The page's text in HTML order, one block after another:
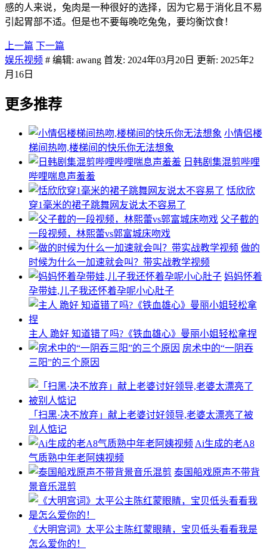
感的人来说，兔肉是一种很好的选择，因为它易于消化且不易
引起胃部不适。但是也不要每晚吃兔兔，要均衡饮食！
上一篇 下一篇
娱乐视频 # 编辑: awang 首发: 2024年03月20日 更新: 2025年2
月16日
更多推荐
小情侣楼
梯间热吻,楼梯间的快乐你无法想象
日韩剧集混剪哔哩
哔哩喘息声羞羞
恬欣欣
穿1毫米的裙子跳舞网友说太不容易了
父子截的
一段视频，林熙蕾vs郭富城床吻戏
做的
时候为什么一加速就会叫？带实战教学视频
妈妈怀着
孕带娃,儿子我还怀着孕呢小心肚子
主人 跪好 知道错了吗?《铁血雄心》曼丽小姐轻松拿捏
房术中的“一阴吞
三阳”的三个原因
「扫黑·决不放弃」献上老婆讨好领导,老婆太漂亮了被
别人惦记
Ai生成的老A8
气质熟中年老阿姨视频
泰国船戏原声不带背
景音乐混剪
《大明宫词》太平公主陈红蒙眼睛，宝贝低头看看我是
怎么爱你的！